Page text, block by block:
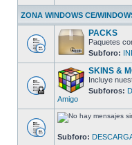
ZONA WINDOWS CE/
PACKS
Paquetes
Subforo:
SKINS &
Incluye
Subforos:
Amigo
Subforo: